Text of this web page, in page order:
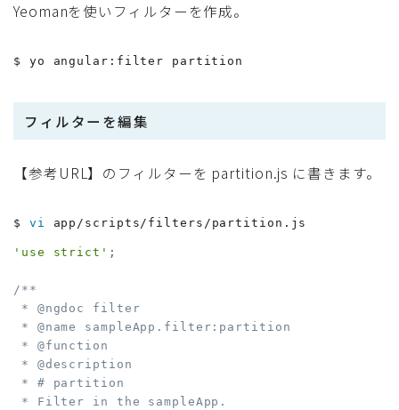
Yeomanを使いフィルターを作成。
$ yo angular:filter partition
フィルターを編集
【参考URL】のフィルターを partition.js に書きます。
$ vi app/scripts/filters/partition.js
'use strict' ;
/**
* @ngdoc filter
* @name sampleApp.filter:partition
* @function
* @description
* # partition
* Filter in the sampleApp.